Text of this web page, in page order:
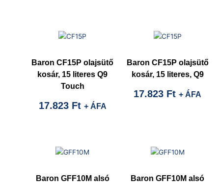
Baron CF15P olajsütő
kosár, 15 literes Q9
Touch
17.823 Ft + ÁFA
Baron CF15P olajsütő
kosár, 15 literes, Q9
17.823 Ft + ÁFA
Baron GFF10M alsó Baron GFF10M alsó